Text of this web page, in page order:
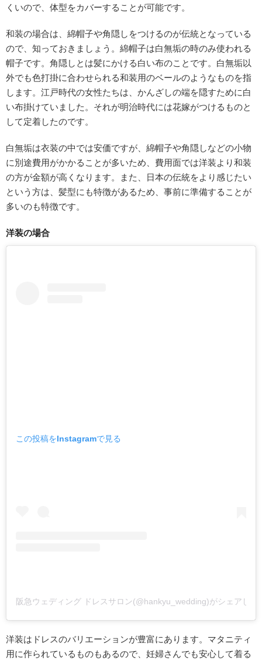
くいので、体型をカバーすることが可能です。
和装の場合は、綿帽子や角隠しをつけるのが伝統となっている
ので、知っておきましょう。綿帽子は白無垢の時のみ使われる
帽子です。角隠しとは髪にかける白い布のことです。白無垢以
外でも色打掛に合わせられる和装用のベールのようなものを指
します。江戸時代の女性たちは、かんざしの端を隠すために白
い布掛けていました。それが明治時代には花嫁がつけるものと
して定着したのです。
白無垢は衣装の中では安価ですが、綿帽子や角隠しなどの小物
に別途費用がかかることが多いため、費用面では洋装より和装
の方が金額が高くなります。また、日本の伝統をより感じたい
という方は、髪型にも特徴があるため、事前に準備することが
多いのも特徴です。
洋装の場合
この投稿をInstagramで見る
阪急ウェディング ドレスサロン(@hankyu_wedding)がシェアした
洋装はドレスのバリエーションが豊富にあります。マタニティ
用に作られているものもあるので、妊婦さんでも安心して着る